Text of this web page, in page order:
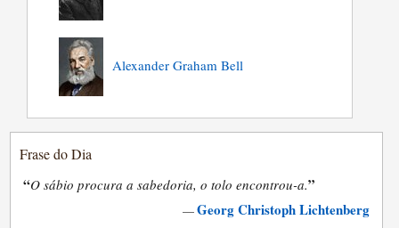
Alexander Graham Bell
Frase do Dia
“O sábio procura a sabedoria, o tolo encontrou-a.”
—Georg Christoph Lichtenberg